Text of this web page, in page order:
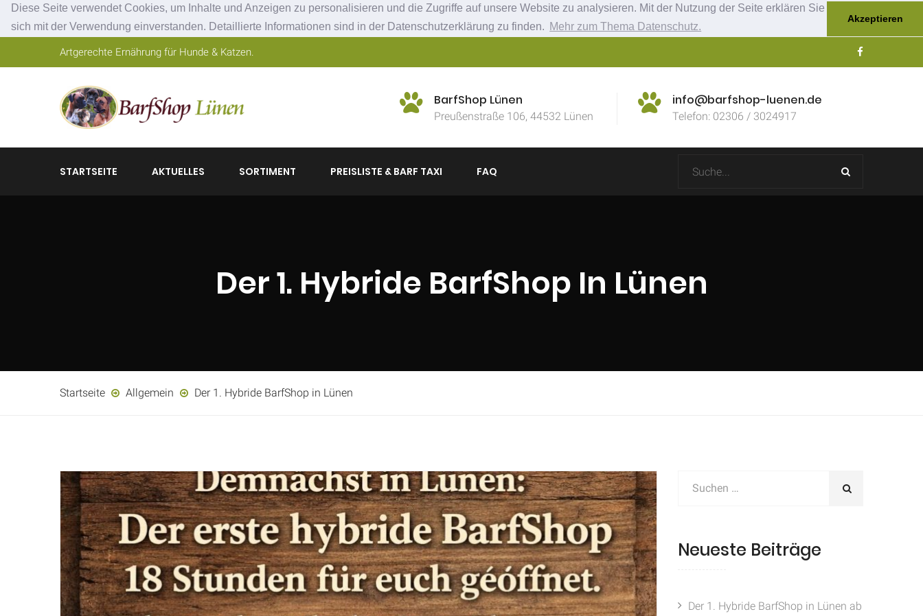
Diese Seite verwendet Cookies, um Inhalte und Anzeigen zu personalisieren und die Zugriffe auf unsere Website zu analysieren. Mit der Nutzung der Seite erklären Sie
sich mit der Verwendung einverstanden. Detaillierte Informationen sind in der Datenschutzerklärung zu finden. Mehr zum Thema Datenschutz.
Akzeptieren
Artgerechte Ernährung für Hunde & Katzen.
BarfShop Lünen
Preußenstraße 106, 44532 Lünen
info@barfshop-luenen.de
Telefon: 02306 / 3024917
STARTSEITE AKTUELLES SORTIMENT PREISLISTE & BARF TAXI FAQ
Der 1. Hybride BarfShop In Lünen
Startseite Allgemein Der 1. Hybride BarfShop in Lünen
Neueste Beiträge
Der 1. Hybride BarfShop in Lünen ab